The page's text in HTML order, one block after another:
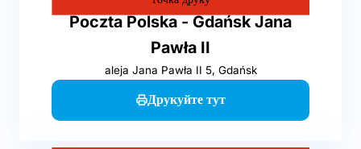
Poczta Polska - Gdańsk Jana
Pawła II
aleja Jana Pawła II 5, Gdańsk
Друкуйте тут